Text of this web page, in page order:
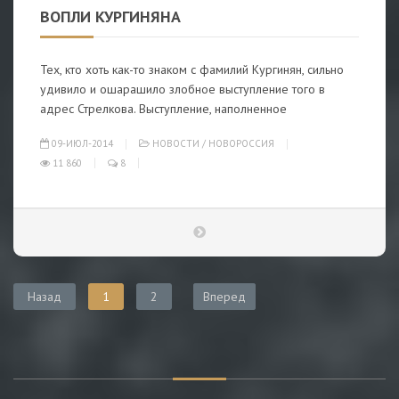
ВОПЛИ КУРГИНЯНА
Тех, кто хоть как-то знаком с фамилий Кургинян, сильно
удивило и ошарашило злобное выступление того в
адрес Стрелкова. Выступление, наполненное
09-ИЮЛ-2014 НОВОСТИ / НОВОРОССИЯ
11 860
8
Назад 1 2 Вперед